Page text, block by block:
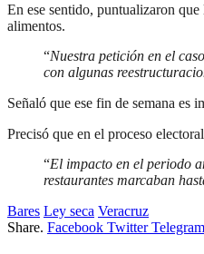
En ese sentido, puntualizaron
alimentos.
“Nuestra petición en el
con algunas
Señaló que ese fin de semana es
Precisó que en el proceso
“El impacto en el periodo
restaurantes marcaban
Bares Ley seca Veracruz
Share. Facebook Twitter Telegram